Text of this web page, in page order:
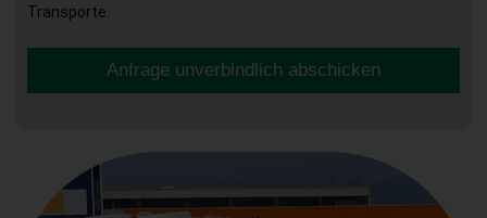
Transporte.
Anfrage unverbindlich abschicken